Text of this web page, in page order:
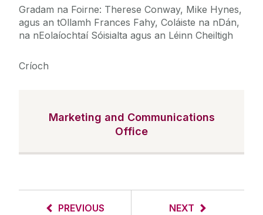
Gradam na Foirne: Therese Conway, Mike Hynes,
agus an tOllamh Frances Fahy, Coláiste na nDán,
na nEolaíochtaí Sóisialta agus an Léinn Cheiltigh
Críoch
Marketing and Communications
Office
PREVIOUS NEXT